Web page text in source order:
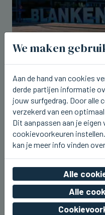
BLANKENBERGE
Blankenbergse
augustus
do 06 augustus 2026,
We maken
Aan de hand van cookies
derde partijen informatie
jouw surfgedrag. Door alle
verzekerd van een
Dit aanpassen aan je eigen
cookievoorkeuren
kan je meer info vinden
Alle
Alle